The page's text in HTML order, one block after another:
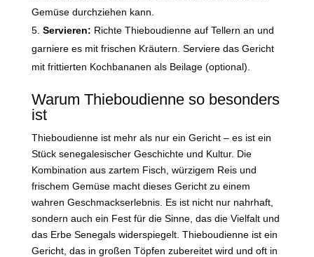
Gemüse durchziehen kann.
Servieren: Richte Thieboudienne auf Tellern an und
garniere es mit frischen Kräutern. Serviere das Gericht
mit frittierten Kochbananen als Beilage (optional).
Warum Thieboudienne so besonders
ist
Thieboudienne ist mehr als nur ein Gericht – es ist ein
Stück senegalesischer Geschichte und Kultur. Die
Kombination aus zartem Fisch, würzigem Reis und
frischem Gemüse macht dieses Gericht zu einem
wahren Geschmackserlebnis. Es ist nicht nur nahrhaft,
sondern auch ein Fest für die Sinne, das die Vielfalt und
das Erbe Senegals widerspiegelt. Thieboudienne ist ein
Gericht, das in großen Töpfen zubereitet wird und oft in